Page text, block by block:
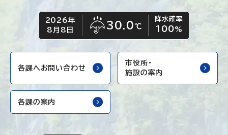
今日の日付
2026年
8月8日
今日の天気
雨
30.0 ℃
降水確率
100%
各課へお問い合わせ
市役所・
施設の案内
各課の案内